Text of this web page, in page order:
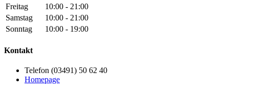
Freitag
10:00 - 21:00
Samstag
10:00 - 21:00
Sonntag
10:00 - 19:00
Kontakt
Telefon (03491) 50 62 40
Homepage